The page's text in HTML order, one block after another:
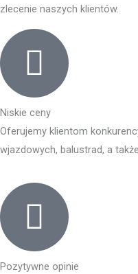
zlecenie naszych klientów.
Niskie ceny
Oferujemy klientom
wjazdowych, balustrad, a
Pozytywne opinie